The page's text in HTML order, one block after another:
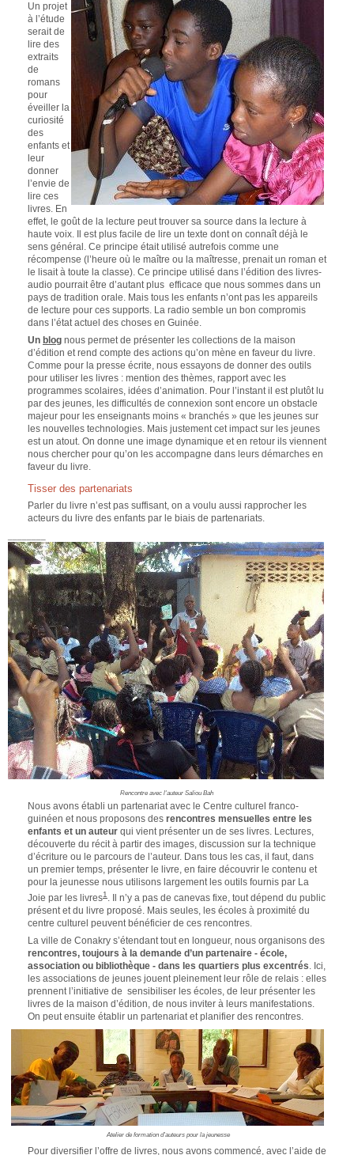
Un projet
à l’étude
serait de
lire des
extraits
de
romans
pour
éveiller la
curiosité
des
enfants et
leur
donner
l’envie de
lire ces
livres. En
effet, le goût de la lecture peut trouver sa source dans la lecture à
haute voix. Il est plus facile de lire un texte dont on connaît déjà le
sens général. Ce principe était utilisé autrefois comme une
récompense (l’heure où le maître ou la maîtresse, prenait un roman et
le lisait à toute la classe). Ce principe utilisé dans l’édition des livres-
audio pourrait être d’autant plus efficace que nous sommes dans un
pays de tradition orale. Mais tous les enfants n’ont pas les appareils
de lecture pour ces supports. La radio semble un bon compromis
dans l’état actuel des choses en Guinée.
Un blog nous permet de présenter les collections de la maison
d’édition et rend compte des actions qu’on mène en faveur du livre.
Comme pour la presse écrite, nous essayons de donner des outils
pour utiliser les livres : mention des thèmes, rapport avec les
programmes scolaires, idées d’animation. Pour l’instant il est plutôt lu
par des jeunes, les difficultés de connexion sont encore un obstacle
majeur pour les enseignants moins « branchés » que les jeunes sur
les nouvelles technologies. Mais justement cet impact sur les jeunes
est un atout. On donne une image dynamique et en retour ils viennent
nous chercher pour qu’on les accompagne dans leurs démarches en
faveur du livre.
Tisser des partenariats
Parler du livre n’est pas suffisant, on a voulu aussi rapprocher les
acteurs du livre des enfants par le biais de partenariats.
Rencontre avec l'auteur Saliou Bah
Nous avons établi un partenariat avec le Centre culturel franco-
guinéen et nous proposons des rencontres mensuelles entre les
enfants et un auteur qui vient présenter un de ses livres. Lectures,
découverte du récit à partir des images, discussion sur la technique
d’écriture ou le parcours de l’auteur. Dans tous les cas, il faut, dans
un premier temps, présenter le livre, en faire découvrir le contenu et
pour la jeunesse nous utilisons largement les outils fournis par La
Joie par les livres1
. Il n’y a pas de canevas fixe, tout dépend du public
présent et du livre proposé. Mais seules, les écoles à proximité du
centre culturel peuvent bénéficier de ces rencontres.
La ville de Conakry s’étendant tout en longueur, nous organisons des
rencontres, toujours à la demande d’un partenaire - école,
association ou bibliothèque - dans les quartiers plus excentrés . Ici,
les associations de jeunes jouent pleinement leur rôle de relais : elles
prennent l’initiative de sensibiliser les écoles, de leur présenter les
livres de la maison d’édition, de nous inviter à leurs manifestations.
On peut ensuite établir un partenariat et planifier des rencontres.
Atelier de formation d'auteurs pour la jeunesse
Pour diversifier l’offre de livres, nous avons commencé, avec l’aide de